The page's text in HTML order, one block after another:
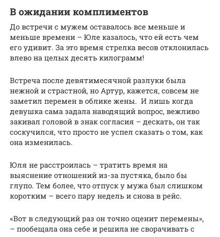
В ожидании комплиментов
До встречи с мужем оставалось все меньше и
меньше времени – Юле казалось, что ей есть чем
его удивит. За это время стрелка весов отклонилась
влево на целых десять килограмм!
Встреча после девятимесячной разлуки была
нежной и страстной, но Артур, кажется, совсем не
заметил перемен в облике жены. И лишь когда
девушка сама задала наводящий вопрос, вежливо
закивал головой в знак согласия – дескать, он так
соскучился, что просто не успел сказать о том, как
она изменилась.
Юля не расстроилась – тратить время на
выяснение отношений из-за пустяка, было бы
глупо. Тем более, что отпуск у мужа был слишком
коротким – всего пару недель и снова в рейс.
«Вот в следующий раз он точно оценит перемены»,
– пообещала она себе и решила не сворачивать с